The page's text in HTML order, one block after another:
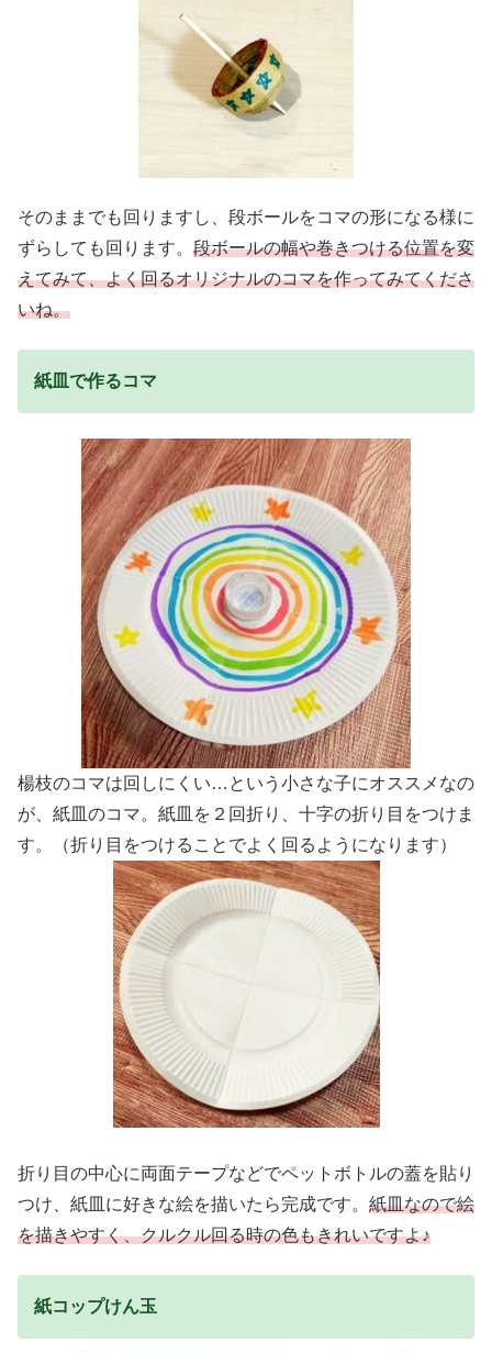
そのままでも回りますし、段ボールをコマの形になる様に
ずらしても回ります。 段ボールの幅や巻きつける位置を変
えてみて、よく回るオリジナルのコマを作ってみてくださ
いね。
紙皿で作るコマ
楊枝のコマは回しにくい…という小さな子にオススメなの
が、紙皿のコマ。紙皿を２回折り、十字の折り目をつけま
す。（折り目をつけることでよく回るようになります）
折り目の中心に両面テープなどでペットボトルの蓋を貼り
つけ、紙皿に好きな絵を描いたら完成です。 紙皿なので絵
を描きやすく、クルクル回る時の色もきれいですよ♪
紙コップけん玉